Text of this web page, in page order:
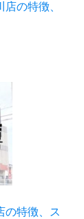
の特徴、
の特徴、ス